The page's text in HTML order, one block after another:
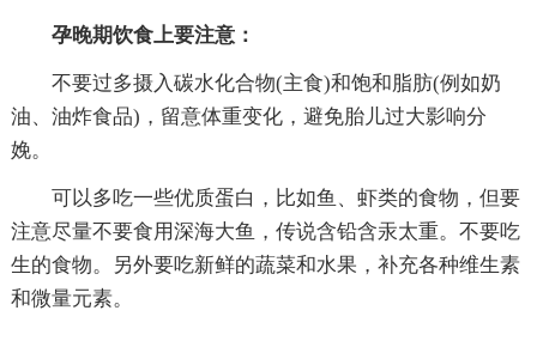
孕晚期饮食上要注意：
不要过多摄入碳水化合物(主食)和饱和脂肪(例如奶
油、油炸食品)，留意体重变化，避免胎儿过大影响分
娩。
可以多吃一些优质蛋白，比如鱼、虾类的食物，但要
注意尽量不要食用深海大鱼，传说含铅含汞太重。不要吃
生的食物。另外要吃新鲜的蔬菜和水果，补充各种维生素
和微量元素。